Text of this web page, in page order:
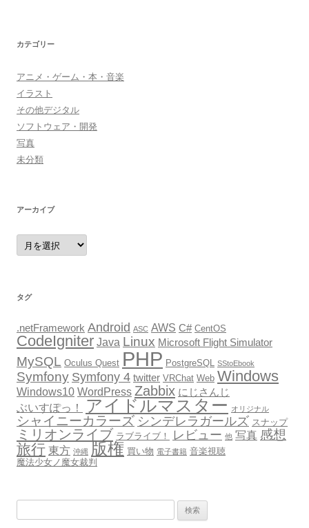
カテゴリー
アニメ・ゲーム・本・音楽
イラスト
その他デジタル
ソフトウェア・開発
写真
未分類
アーカイブ
ア
ー
カ
タグ
.netFramework Android ASC AWS C# CentOS
CodeIgniter Java Linux Microsoft Flight Simulator
MySQL Oculus Quest PHP PostgreSQL SStoEbook
Symfony Symfony 4 twitter VRChat Web Windows
Windows10 WordPress Zabbix にじさんじ
ぶいすぽっ！ アイドルマスター オリジナル
シャイニーカラーズ シンデレラガールズ スナップ
ミリオンライブ ラブライブ！ レビュー 他 写真 感想
旅行 東方 沖縄 版権 買い物 電子書籍 音楽視聴
魔法少女ノ魔女裁判
索: